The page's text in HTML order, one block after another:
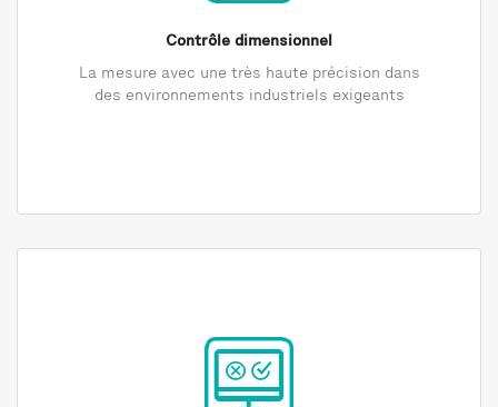
Contrôle dimensionnel
La mesure avec une très haute précision dans
des environnements industriels exigeants